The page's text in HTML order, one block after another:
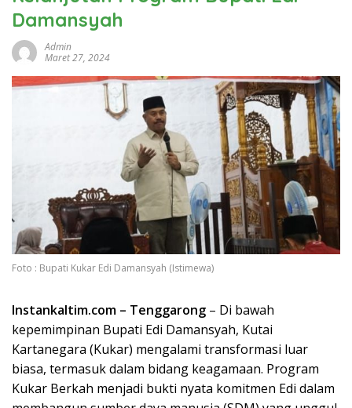
Damansyah
Admin
Maret 27, 2024
Foto : Bupati Kukar Edi Damansyah (Istimewa)
Instankaltim.com – Tenggarong – Di bawah
kepemimpinan Bupati Edi Damansyah, Kutai
Kartanegara (Kukar) mengalami transformasi luar
biasa, termasuk dalam bidang keagamaan. Program
Kukar Berkah menjadi bukti nyata komitmen Edi dalam